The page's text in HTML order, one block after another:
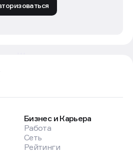
Бизнес и Карьера
Работа
Сеть
Рейтинги